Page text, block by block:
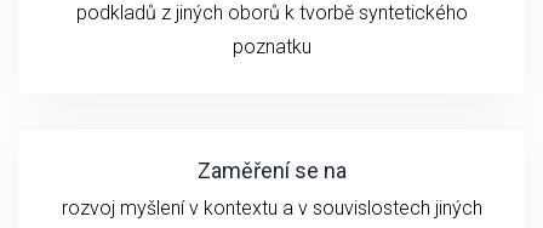
podkladů z jiných oborů k tvorbě syntetického
poznatku
Zaměření se na
rozvoj myšlení v kontextu a v souvislostech jiných